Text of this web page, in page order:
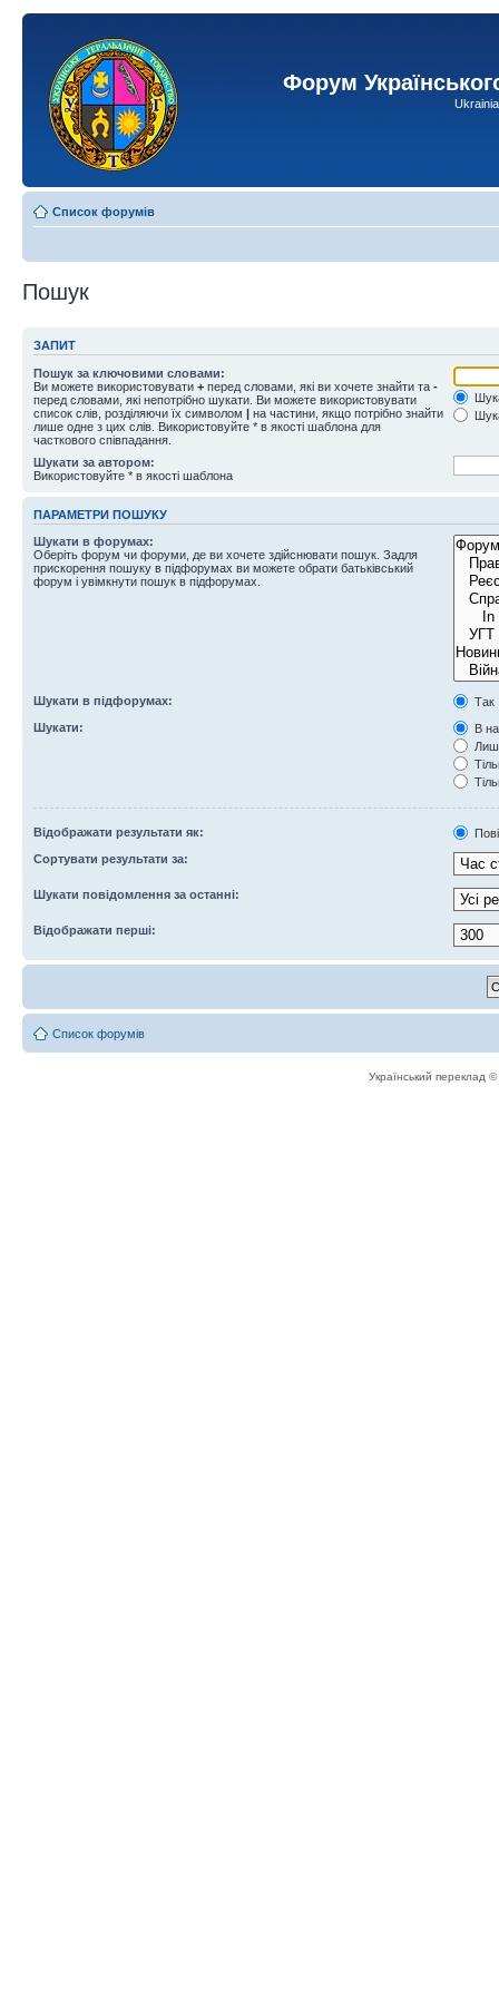
Форум
Список форумів
Пошук
ЗАПИТ
Пошук за ключовими словами:
Ви можете використовувати + перед словами, які ви хочете знайти та -
перед словами, які непотрібно шукати. Ви можете використовувати
список слів, розділяючи їх символом | на частини, якщо потрібно знайти
лише одне з цих слів. Використовуйте * в якості шаблона для
часткового співпадання.
Шукати за автором:
Використовуйте * в якості шаблона
ПАРАМЕТРИ ПОШУКУ
Шукати в форумах:
Оберіть форум чи форуми, де ви хочете здійснювати пошук. Задля
прискорення пошуку в підфорумах ви можете обрати батьківський
форум і увімкнути пошук в підфорумах.
Шукати в підфорумах:
Так
Шукати:
В
Відображати результати як:
Сортувати результати за:
Шукати повідомлення за останні:
Відображати перші:
Список форумів
Український переклад